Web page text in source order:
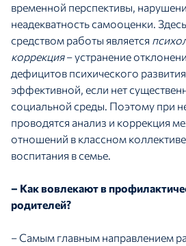
временной перспективы,
неадекватность самооценки.
средством работы является
коррекция– устранение
дефицитов психического
эффективной, если нет
социальной среды. Поэтому при
проводятся анализ и коррекция
отношений в классном
воспитания в семье.
– Как вовлекают в
родителей?
– Самым главным направлением